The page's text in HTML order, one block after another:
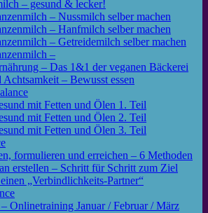
– gesund & lecker!
– Nussmilch selber machen
– Hanfmilch selber machen
– Getreidemilch selber machen
–
– Das 1&1 der veganen Bäckerei
Achtsamkeit – Bewusst essen
mit Fetten und Ölen 1. Teil
mit Fetten und Ölen 2. Teil
mit Fetten und Ölen 3. Teil
formulieren und erreichen – 6 Methoden
erstellen – Schritt für Schritt zum Ziel
„Verbindlichkeits-Partner“
– Onlinetraining Januar / Februar / März